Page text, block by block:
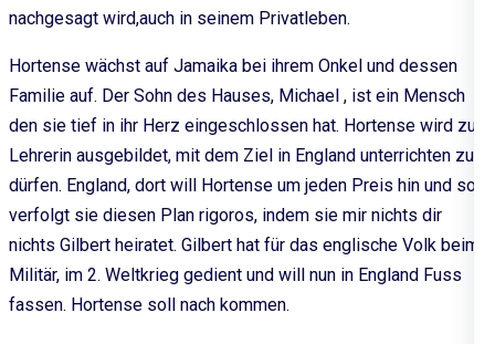
nachgesagt wird,auch in seinem Privatleben.
Hortense wächst auf Jamaika bei ihrem Onkel und dessen
Familie auf. Der Sohn des Hauses, Michael , ist ein Mensch
den sie tief in ihr Herz eingeschlossen hat. Hortense wird zu
Lehrerin ausgebildet, mit dem Ziel in England unterrichten zu
dürfen. England, dort will Hortense um jeden Preis hin und so
verfolgt sie diesen Plan rigoros, indem sie mir nichts dir
nichts Gilbert heiratet. Gilbert hat für das englische Volk beim
Militär, im 2. Weltkrieg gedient und will nun in England Fuss
fassen. Hortense soll nach kommen.